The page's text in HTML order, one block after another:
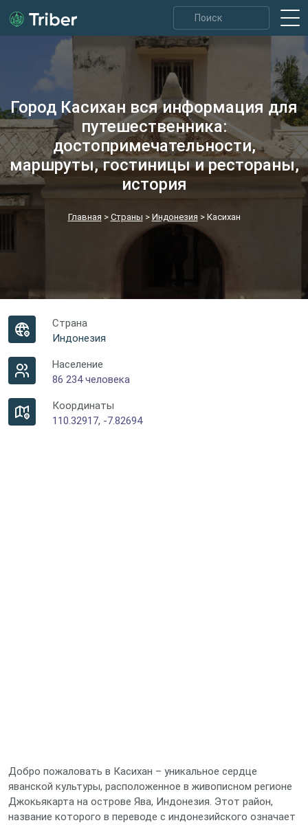
Город Касихан вся информация для
путешественника:
достопримечательности,
маршруты, гостиницы и рестораны,
история
Главная > Страны > Индонезия > Касихан
Страна
Индонезия
Население
86 234 человека
Координаты
110.32917, -7.82694
Добро пожаловать в Касихан – уникальное сердце
яванской культуры, расположенное в живописном регионе
Джокьякарта на острове Ява, Индонезия. Этот район,
название которого в переводе с индонезийского означает